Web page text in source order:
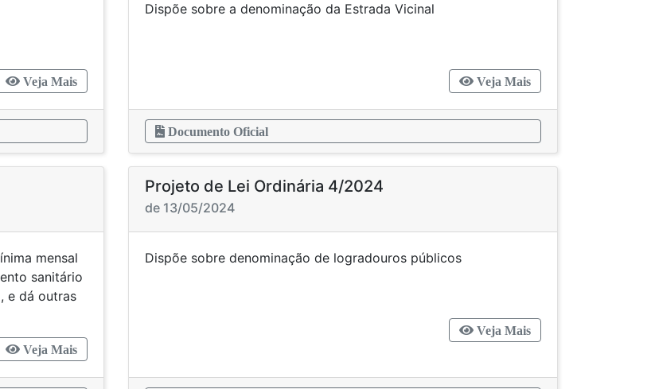
de rua
Veja Mais
Dispõe sobre a denominação da Estrada Vicinal
Veja Mais
Documento Oficial
mensal
sanitário
e dá outras
Veja Mais
Projeto de Lei Ordinária 4/2024
de 13/05/2024
Dispõe sobre denominação de logradouros públicos
Veja Mais